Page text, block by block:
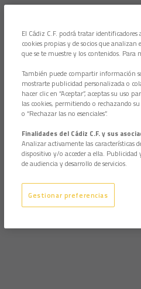
El Cádiz C.F. podrá tratar
cookies propias y de socios que
que se te muestre y los contenidos.
También puede compartir información
mostrarte publicidad personalizada o
hacer clic en “Aceptar”, aceptas su uso
las cookies, permitiendo o rechazando
o “Rechazar las no esenciales”.
Finalidades del Cádiz C.F. y sus
Analizar activamente las características
dispositivo y/o acceder a ella.
de audiencia y desarrollo de servicios.
Gestionar preferencias